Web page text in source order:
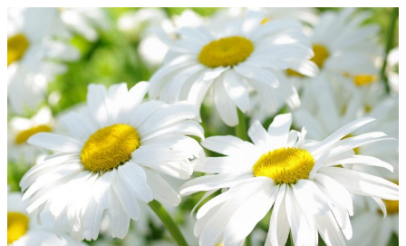
Перейти
к
содержимому